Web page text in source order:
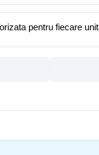
pentru fiecare